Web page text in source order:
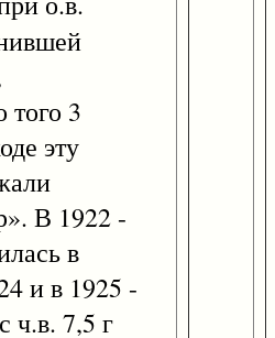
того 3
эту
В 1922 -
в
и в 1925 -
с ч.в. 7,5 г